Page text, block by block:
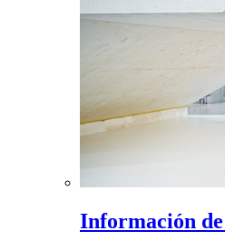
Información